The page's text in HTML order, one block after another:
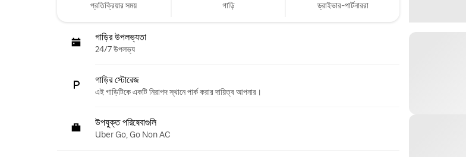
প্রতিক্রিয়ার সময় গাড়ি ড্রাইভার-পার্টনাররা
গাড়ির উপলভ্যতা
24/7 উপলভ্য
গাড়ির স্টোরেজ
এই গাড়িটিকে একটি নিরাপদ স্থানে পার্ক করার দায়িত্ব আপনার।
উপযুক্ত পরিষেবাগুলি
Uber Go, Go Non AC